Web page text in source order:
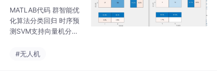
d-Attention)多变量回
归预测[可以修改为时序
预测，前]、评价指标包
回归预测
MATLAB代码 群智能优
化算法分类回归 时序预
测SVM支持向量机分类
-SVM JSOA-SVM SO-
#无人机